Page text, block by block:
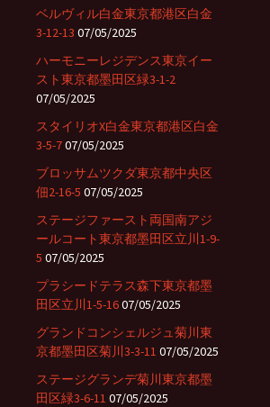
ベルヴィル白金東京都港区白金
3-12-13 07/05/2025
ハーモニーレジデンス東京イー
スト東京都墨田区緑3-1-2
07/05/2025
スタイリオX白金東京都港区白金
3-5-707/05/2025
ブロッサムツクダ東京都中央区
佃2-16-5 07/05/2025
ステージファースト両国南アジ
ールコート東京都墨田区立川1-9-
5 07/05/2025
プラシードテラス森下東京都墨
田区立川1-5-1607/05/2025
グランドコンシェルジュ菊川東
京都墨田区菊川3-3-11 07/05/2025
ステージグランデ菊川東京都墨
田区緑3-6-11 07/05/2025